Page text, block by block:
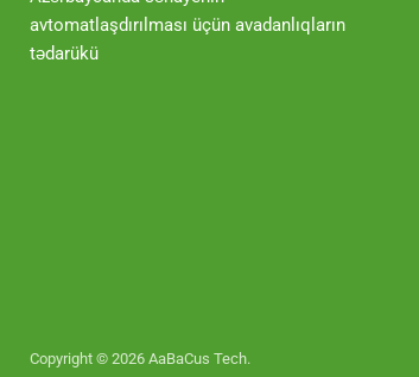
avtomatlaşdırılması üçün avadanlıqların
tədarükü
Copyright © 2026 AaBaCus Tech.